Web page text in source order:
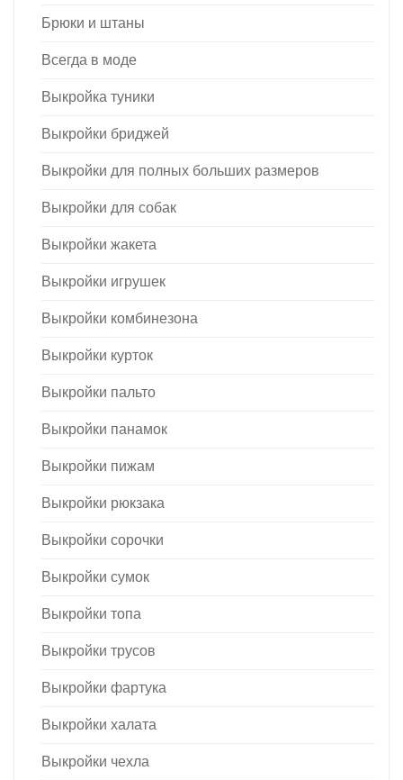
Брюки и штаны
Всегда в моде
Выкройка туники
Выкройки бриджей
Выкройки для полных больших размеров
Выкройки для собак
Выкройки жакета
Выкройки игрушек
Выкройки комбинезона
Выкройки курток
Выкройки пальто
Выкройки панамок
Выкройки пижам
Выкройки рюкзака
Выкройки сорочки
Выкройки сумок
Выкройки топа
Выкройки трусов
Выкройки фартука
Выкройки халата
Выкройки чехла